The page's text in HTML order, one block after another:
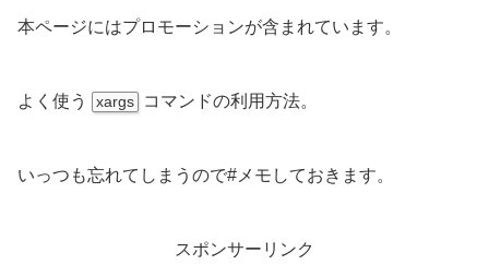
本ページにはプロモーションが含まれています。
よく使う xargs コマンドの利用方法。
いっつも忘れてしまうので#メモしておきます。
スポンサーリンク